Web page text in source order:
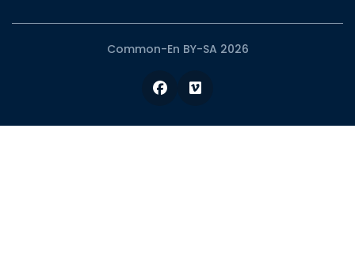
Common-En BY-SA 2026
Facebook
Vimeo